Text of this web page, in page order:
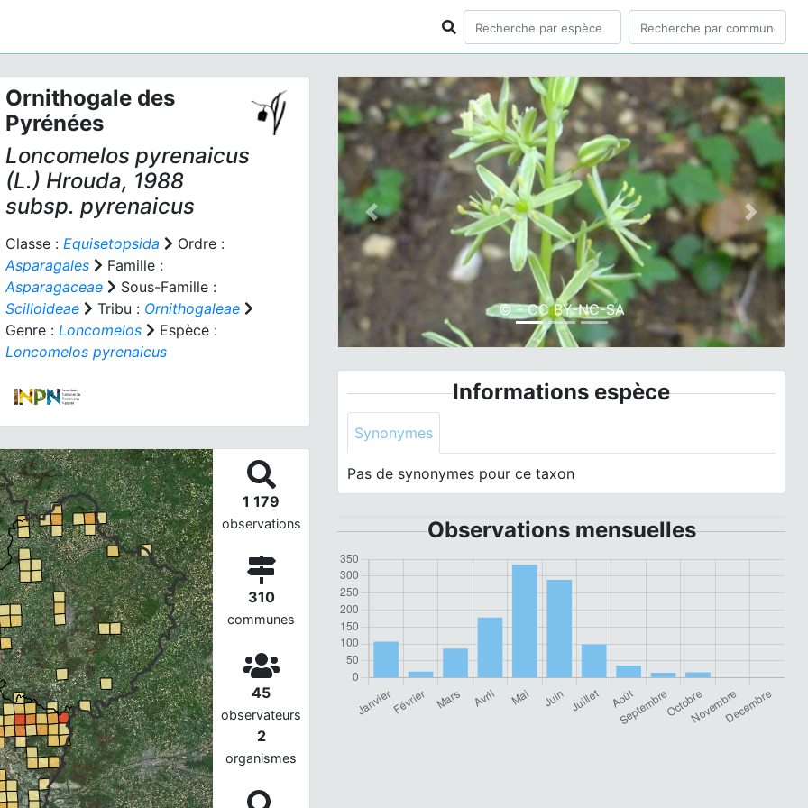
Ornithogale des
Pyrénées
Loncomelos pyrenaicus
(L.) Hrouda, 1988
subsp. pyrenaicus
Classe : Equisetopsida
Ordre :
Asparagales
Famille :
Asparagaceae
Sous-Famille :
Scilloideae
Tribu : Ornithogaleae
Genre : Loncomelos
Espèce :
Loncomelos pyrenaicus
1 179
observations
310
communes
45
observateurs
2
organismes
© - CC BY-NC-SA
Previous Next
Informations espèce
Synonymes
Pas de synonymes pour ce taxon
Observations mensuelles